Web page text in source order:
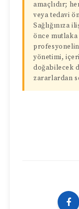
amaçlıdır;
veya tedavi
Sağlığınıza
önce
yönetimi,
doğabilecek
zararlardan